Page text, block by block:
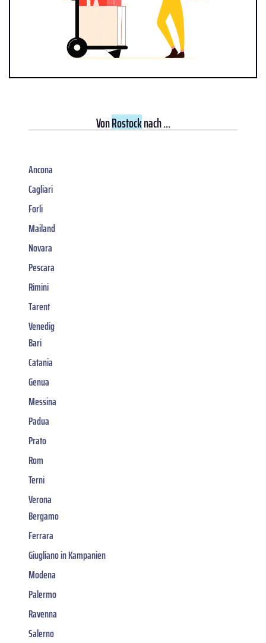
VonRostocknach ...
Ancona
Cagliari
Forli
Mailand
Novara
Pescara
Rimini
Tarent
Venedig
Bari
Catania
Genua
Messina
Padua
Prato
Rom
Terni
Verona
Bergamo
Ferrara
Giugliano in Kampanien
Modena
Palermo
Ravenna
Salerno